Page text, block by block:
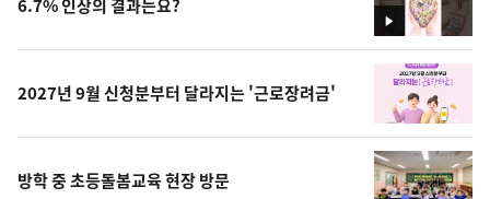
영
상
6.7% 인상의 결과는요?
2027년 9월 신청분부터 달라지는 '근로장려금'
방학 중 초등돌봄교육 현장 방문